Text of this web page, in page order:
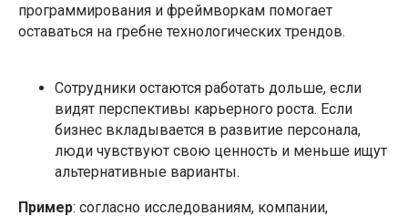
программирования и фреймворкам помогает
оставаться на гребне технологических трендов.
Сотрудники остаются работать дольше, если
видят перспективы карьерного роста. Если
бизнес вкладывается в развитие персонала,
люди чувствуют свою ценность и меньше ищут
альтернативные варианты.
Пример: согласно исследованиям, компании,